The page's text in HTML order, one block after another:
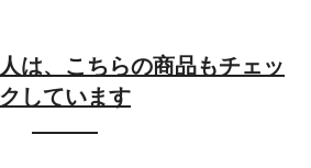
は、こちらの商品もチェッ
クしています